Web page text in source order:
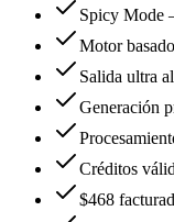
Spicy Mode
Motor
Salida ultra
Generación
Créditos
$468